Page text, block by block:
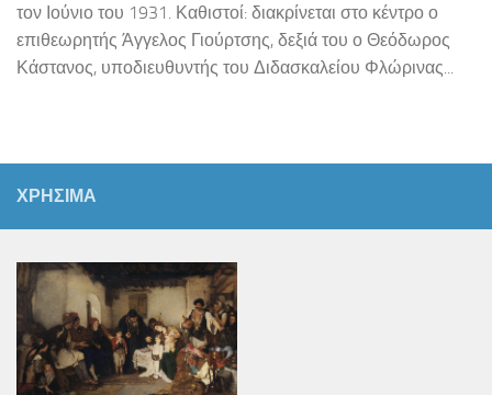
τον Ιούνιο του 1931. Καθιστοί: διακρίνεται στο κέντρο ο
επιθεωρητής Άγγελος Γιούρτσης, δεξιά του ο Θεόδωρος
Κάστανος, υποδιευθυντής του Διδασκαλείου Φλώρινας...
ΧΡΗΣΙΜΑ